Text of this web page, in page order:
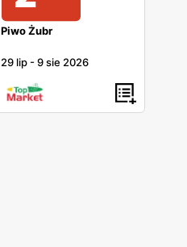
Piwo Żubr
29 lip -9 sie 2026